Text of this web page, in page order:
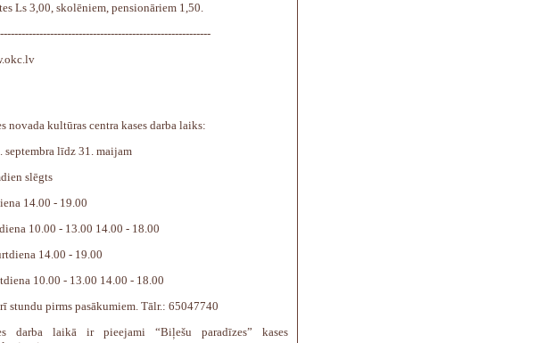
Ls 3,00, skolēniem, pensionāriem 1,50.
novada kultūras centra kases darba laiks:
septembra līdz 31. maijam
slēgts
14.00 - 19.00
10.00 - 13.00 14.00 - 18.00
14.00 - 19.00
10.00 - 13.00 14.00 - 18.00
stundu pirms pasākumiem. Tālr.: 65047740
darba laikā ir pieejami “Biļešu paradīzes” kases